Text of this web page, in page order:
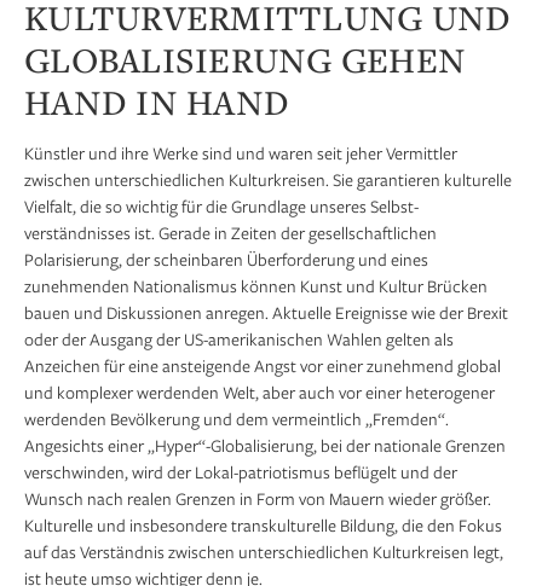
KULTURVERMITTLUNG UND
GLOBALISIERUNG GEHEN
HAND IN HAND
Künstler und ihre Werke sind und waren seit jeher Vermittler
zwischen unterschiedlichen Kulturkreisen. Sie garantieren kulturelle
Vielfalt, die so wichtig für die Grundlage unseres Selbst-
verständnisses ist. Gerade in Zeiten der gesellschaftlichen
Polarisierung, der scheinbaren Überforderung und eines
zunehmenden Nationalismus können Kunst und Kultur Brücken
bauen und Diskussionen anregen. Aktuelle Ereignisse wie der Brexit
oder der Ausgang der US-amerikanischen Wahlen gelten als
Anzeichen für eine ansteigende Angst vor einer zunehmend global
und komplexer werdenden Welt, aber auch vor einer heterogener
werdenden Bevölkerung und dem vermeintlich „Fremden“.
Angesichts einer „Hyper“-Globalisierung, bei der nationale Grenzen
verschwinden, wird der Lokal-patriotismus beflügelt und der
Wunsch nach realen Grenzen in Form von Mauern wieder größer.
Kulturelle und insbesondere transkulturelle Bildung, die den Fokus
auf das Verständnis zwischen unterschiedlichen Kulturkreisen legt,
ist heute umso wichtiger denn je.